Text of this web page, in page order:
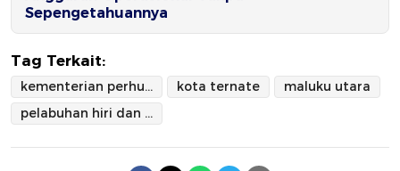
Sepengetahuannya
Tag Terkait:
kementerian perhubungan kota ternate
maluku utara
pelabuhan hiri dan batang dua